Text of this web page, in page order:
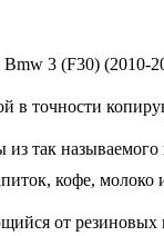
3 (F30) (2010-
в точности
так
кофе, молоко
от резиновых